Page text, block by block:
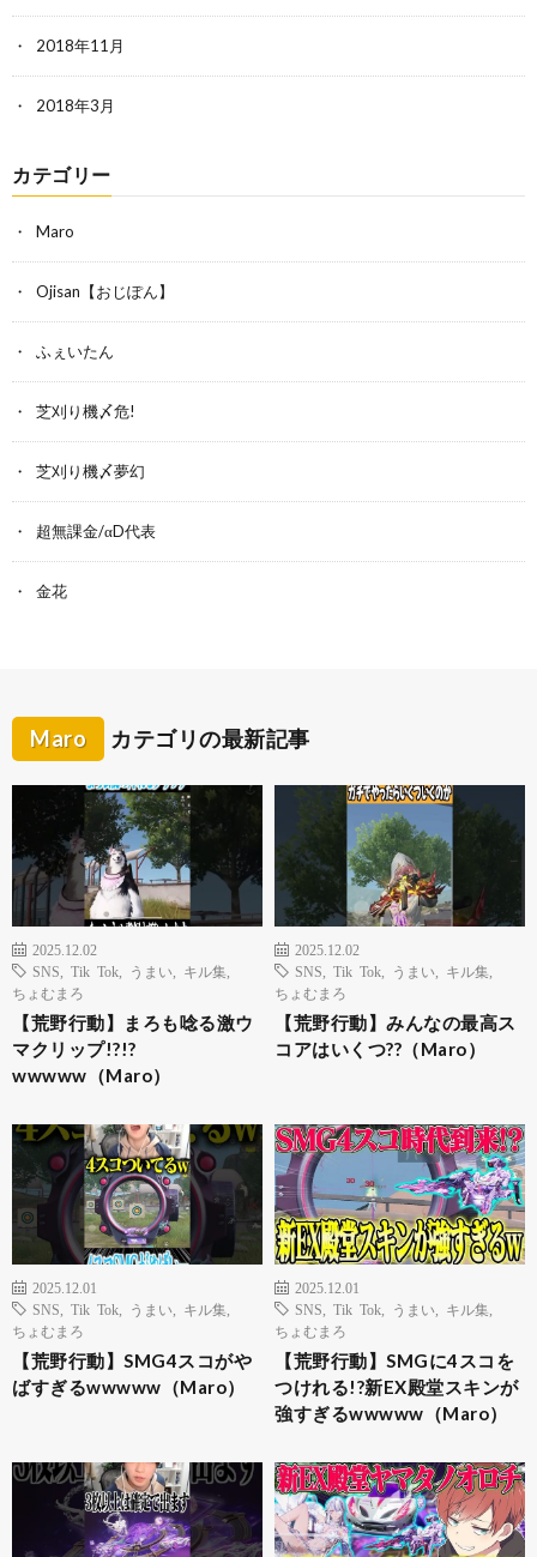
2018年11月
2018年3月
カテゴリー
Maro
Ojisan【おじぽん】
ふぇいたん
芝刈り機〆危!
芝刈り機〆夢幻
超無課金/αD代表
金花
Maro カテゴリの最新記事
2025.12.02
SNS
Tik Tok うまい キル集
ちょむまろ
【荒野行動】まろも唸る激ウ
マクリップ!?!?
wwwww（Maro）
2025.12.02
SNS
Tik Tok うまい キル集
ちょむまろ
【荒野行動】みんなの最高ス
コアはいくつ??（Maro）
2025.12.01
SNS
Tik Tok うまい キル集
ちょむまろ
【荒野行動】SMG4スコがや
ばすぎるwwwww（Maro）
2025.12.01
SNS
Tik Tok うまい キル集
ちょむまろ
【荒野行動】SMGに4スコを
つけれる!?新EX殿堂スキンが
強すぎるwwwww（Maro）